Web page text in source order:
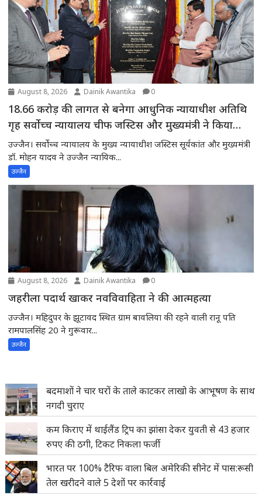
August 8, 2026 Dainik Awantika 0
18.66 करोड़ की लागत से बनेगा आधुनिक न्यायाधीश अतिथि
गृह सर्वोच्च न्यायालय चीफ जस्टिस और मुख्यमंत्री ने किया
भूमिपूजन
उज्जैन। सर्वोच्च न्यायालय के मुख्य न्यायाधीश जस्टिस सूर्यकांत और मुख्यमंत्री
डॉ. मोहन यादव ने उज्जैन न्यायिक...
उज्जैन
August 8, 2026 Dainik Awantika 0
जहरीला पदार्थ खाकर नवविवाहिता ने की आत्महत्या
उज्जैन। महिदुपर के झूटावद स्थित ग्राम बावलिया की रहने वाली रानू पति
रामपालसिंह 20 ने गुरूवार...
उज्जैन
बदमाशों ने चार घरों के ताले काटकर लाखो के आभूषण के साथ
नगदी चुराए
कम किराए में थाईलैंड ट्रिप का झांसा देकर युवती से 43 हजार
रुपए की ठगी, टिकट निकला फर्जी
भारत पर 100% टैरिफ वाला बिल अमेरिकी सीनेट में पास:रूसी
तेल खरीदने वाले 5 देशों पर कार्रवाई